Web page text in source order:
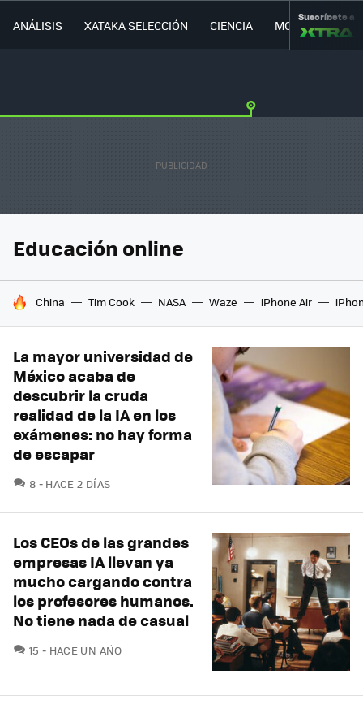
ANÁLISIS XATAKA SELECCIÓN CIENCIA MOVILIDAD
Suscríbete a
Educación online
HOY SE HABLA DE
China Tim Cook NASA Waze iPhone Air
La mayor universidad de
México acaba de
descubrir la cruda
realidad de la IA en los
exámenes: no hay forma
de escapar
8 COMENTARIOS
HACE 2 DÍAS
Los CEOs de las grandes
empresas IA llevan ya
mucho cargando contra
los profesores humanos.
No tiene nada de casual
15 COMENTARIOS
HACE UN AÑO